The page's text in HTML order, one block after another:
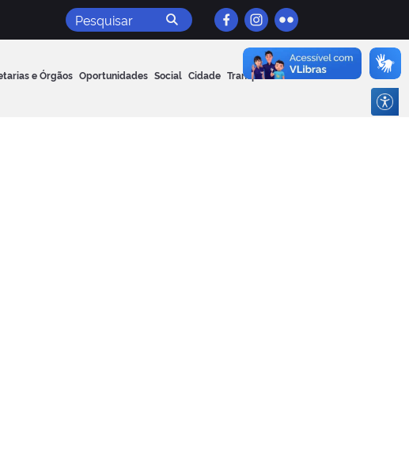
Pesquisar
e Órgãos Oportunidades Social Cidade Transparência